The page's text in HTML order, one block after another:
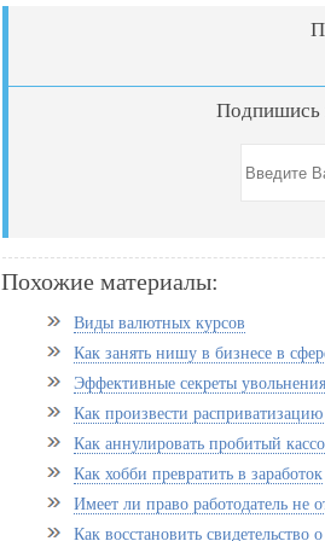
Подпишись
Похожие материалы:
Виды валютных курсов
Как занять нишу в бизнесе в
Эффективные секреты
Как произвести
Как аннулировать пробитый
Как хобби превратить в заработок
Имеет ли право работодатель не
Как восстановить свидетельство